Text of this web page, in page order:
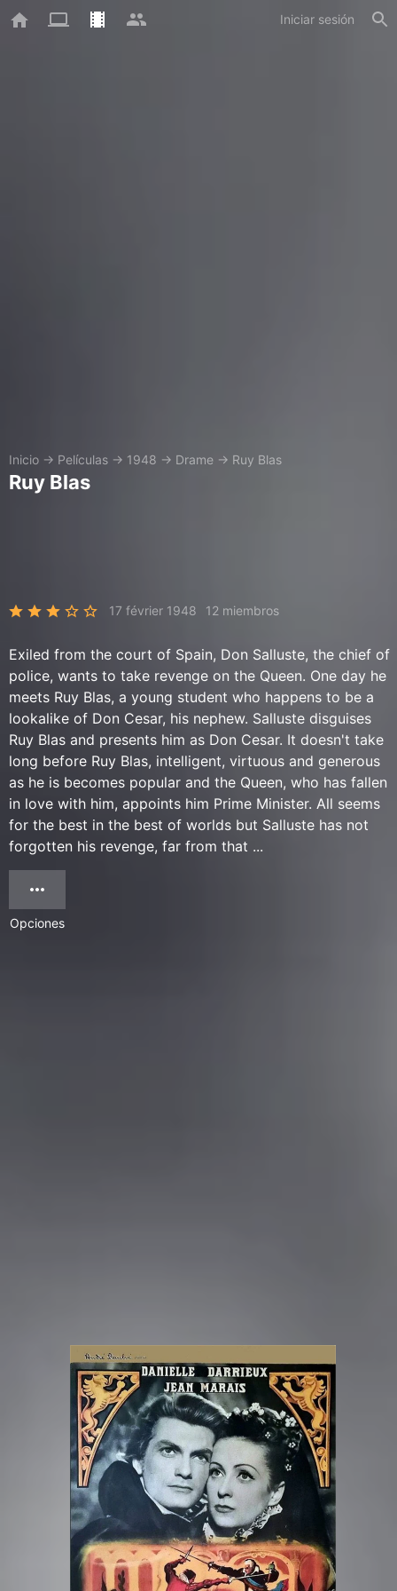
Iniciar sesión
Inicio → Películas → 1948 → Drame → Ruy Blas
Ruy Blas
17 février 1948 12 miembros
Exiled from the court of Spain, Don Salluste, the chief of
police, wants to take revenge on the Queen. One day he
meets Ruy Blas, a young student who happens to be a
lookalike of Don Cesar, his nephew. Salluste disguises
Ruy Blas and presents him as Don Cesar. It doesn't take
long before Ruy Blas, intelligent, virtuous and generous
as he is becomes popular and the Queen, who has fallen
in love with him, appoints him Prime Minister. All seems
for the best in the best of worlds but Salluste has not
forgotten his revenge, far from that ...
Opciones